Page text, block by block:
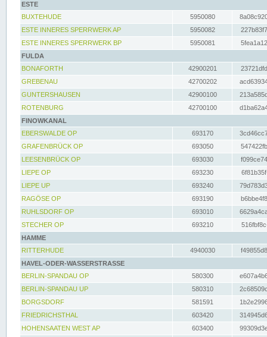
ESTE
BUXTEHUDE
5950080
ESTE INNERES SPERRWERK AP
5950082
ESTE INNERES SPERRWERK BP
5950081
FULDA
BONAFORTH
42900201
GREBENAU
42700202
GUNTERSHAUSEN
42900100
ROTENBURG
42700100
FINOWKANAL
EBERSWALDE OP
693170
GRAFENBRÜCK OP
693050
LEESENBRÜCK OP
693030
LIEPE OP
693230
LIEPE UP
693240
RAGÖSE OP
693190
RUHLSDORF OP
693010
STECHER OP
693210
HAMME
RITTERHUDE
4940030
HAVEL-ODER-WASSERSTRASSE
BERLIN-SPANDAU OP
580300
BERLIN-SPANDAU UP
580310
BORGSDORF
581591
FRIEDRICHSTHAL
603420
HOHENSAATEN WEST AP
603400